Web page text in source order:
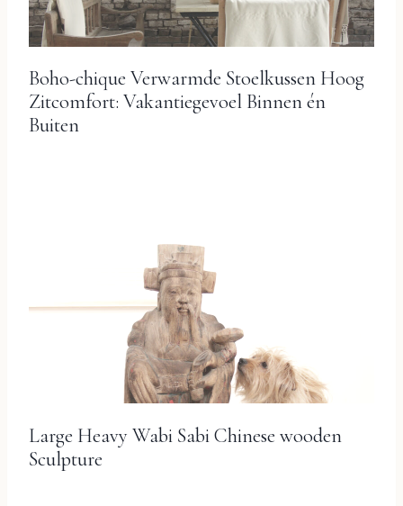
Boho-chique Verwarmde Stoelkussen Hoog
Zitcomfort: Vakantiegevoel Binnen én
Buiten
Large Heavy Wabi Sabi Chinese wooden
Sculpture